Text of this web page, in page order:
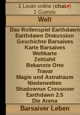
1 Leute online (chat )
1 Guests
Welt
Das Rollenspiel Earthdawn
Earthdawn Diskussion
Geschichte Barsaives
Karte Barsaives
Weltkarte
Zeittafel
Bekannte Orte
Travar
Magie und Astralraum
Niederwelten
Shadowrun Crossover
Earthdawn 2.5
Die Arena
Barsaiver Leben